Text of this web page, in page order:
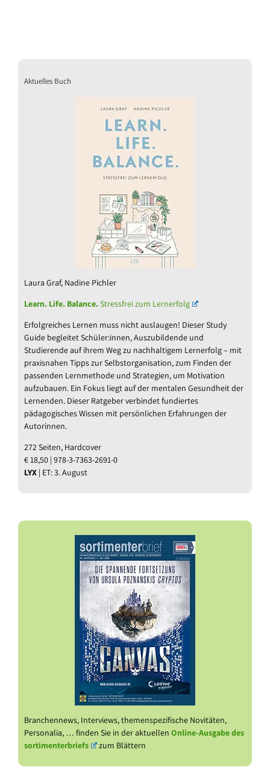
Aktuelles Buch
Laura Graf, Nadine Pichler
Learn. Life. Balance.Stressfrei zum Lernerfolg
Erfolgreiches Lernen muss nicht auslaugen! Dieser Study
Guide begleitet Schüler:innen, Auszubildende und
Studierende auf ihrem Weg zu nachhaltigem Lernerfolg – mit
praxisnahen Tipps zur Selbstorganisation, zum Finden der
passenden Lernmethode und Strategien, um Motivation
aufzubauen. Ein Fokus liegt auf der mentalen Gesundheit der
Lernenden. Dieser Ratgeber verbindet fundiertes
pädagogisches Wissen mit persönlichen Erfahrungen der
Autorinnen.
272 Seiten, Hardcover
€ 18,50 | 978-3-7363-2691-0
LYX | ET: 3. August
Branchennews, Interviews, themenspezifische Novitäten,
Personalia, … finden Sie in der aktuellen Online-Ausgabe des
sortimenterbriefs
zum Blättern